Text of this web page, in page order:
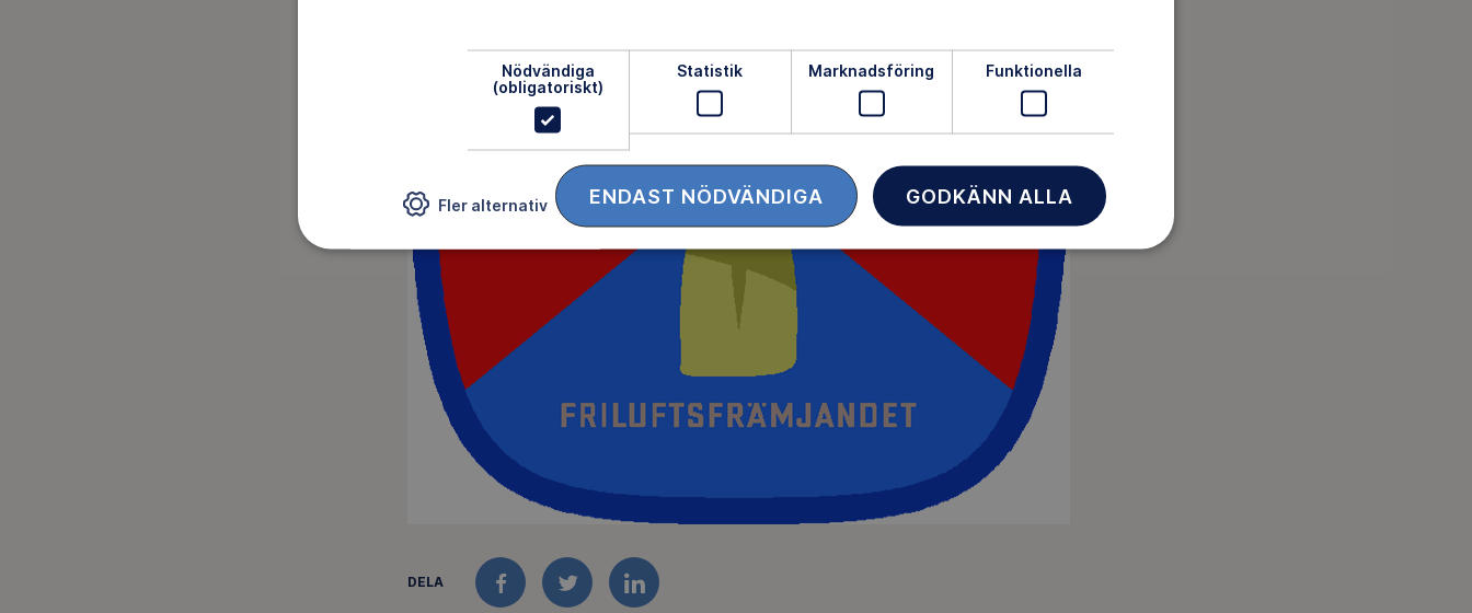
DELA
FACEBOOKTWITTERLINKEDIN
Nödvändiga
(obligatoriskt)
Statistik Marknadsföring Funktionella
GODKÄNN ALLA
ENDAST NÖDVÄNDIGA
Fler alternativ